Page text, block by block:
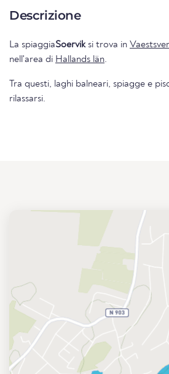
Descrizione
La spiaggiaSoerviksi trova in
nell'area di Hallands län.
Tra questi, laghi balneari, spiagge e
rilassarsi.